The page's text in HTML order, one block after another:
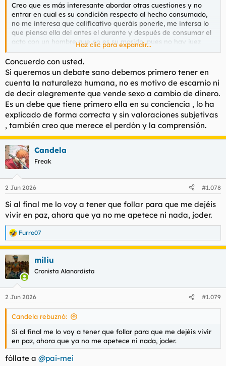
Creo que es más interesante abordar otras cuestiones y no
entrar en cual es su condición respecto al hecho consumado,
no me interesa que calificativo queráis ponerle, me intersa lo
que piensa ella del antes el durante y después de consumar el
acto con un hombre que no es su marido, pues no hay juez
más severo que uno mismo.
Fue una vez, yo lo veo más como un regalo que se hizo a ella
misma, ya está, para mi ella lo ha entendido así y lo respeto y
la perdono en nombre del santo matrimonio Dejemos que se
explique, adelante@Candela
Haz clic para expandir...
Concuerdo con usted.
Si queremos un debate sano debemos primero tener en
cuenta la naturaleza humana, no es motivo de escarnio ni
de decir alegremente que vende sexo a cambio de dinero.
Es un debe que tiene primero ella en su conciencia , lo ha
explicado de forma correcta y sin valoraciones subjetivas
, también creo que merece el perdón y la comprensión.
Candela
Freak
2 Jun 2026 #1.078
Si al final me lo voy a tener que follar para que me dejéis
vivir en paz, ahora que ya no me apetece ni nada, joder.
R
e
a
c
c
i
e
s
Furro07
miliu
Cronista Alanordista
2 Jun 2026 #1.079
Candela rebuznó:
Si al final me lo voy a tener que follar para que me dejéis vivir
en paz, ahora que ya no me apetece ni nada, joder.
fóllate a @pai-mei